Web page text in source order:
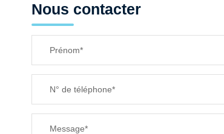
Nous contacter
Prénom*
N° de téléphone*
Message*